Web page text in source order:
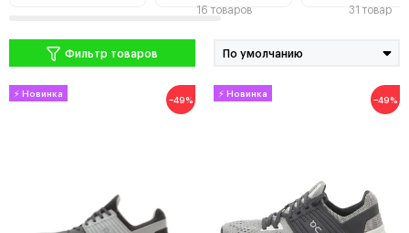
16 товаров 31 товар
Фильтр товаров
−49% −49%